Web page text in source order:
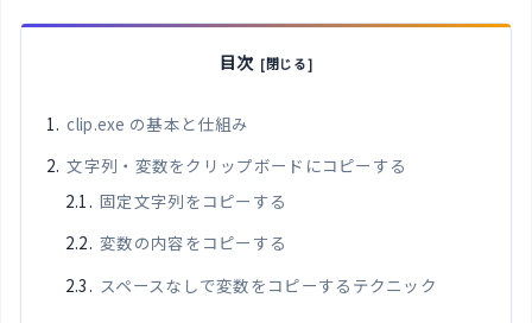
目次
clip.exe の基本と仕組み
文字列・変数をクリップボードにコピーする
固定文字列をコピーする
変数の内容をコピーする
スペースなしで変数をコピーするテクニック